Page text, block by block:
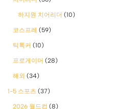
하지원 치어리더 (10)
코스프레 (59)
틱톡커 (10)
프로게이머 (28)
해외 (34)
1-5 스포츠 (37)
2026 월드컵 (8)